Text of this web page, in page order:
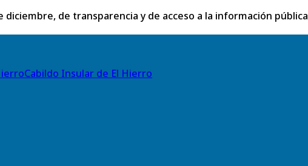
diciembre, de transparencia y de acceso a la información pública
Cabildo Insular de El Hierro